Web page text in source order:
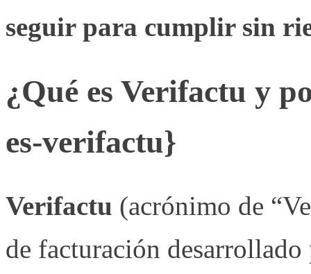
seguir para cumplir sin
¿Qué es Verifactu y
es-verifactu}
Verifactu (acrónimo de
de facturación